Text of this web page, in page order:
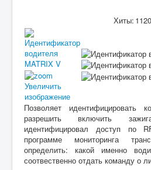
Хиты:
Увеличить
изображение
Позволяет идентифицировать
разрешить включить
идентифицировал доступ по
программе мониторинга
определить: какой именно
соотвественно отдать команду о